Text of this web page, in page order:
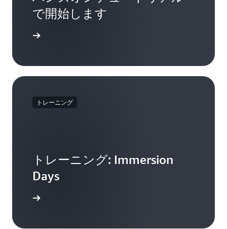
で開始します
トレーニング
トレーニング: Immersion
Days